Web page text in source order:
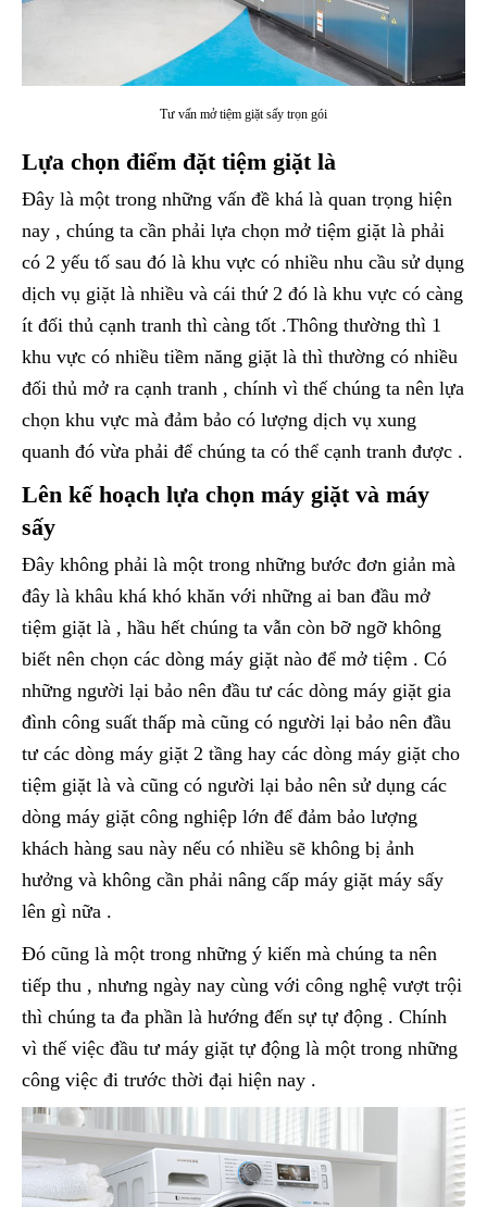
Tư vấn mở tiệm giặt sấy trọn gói
Lựa chọn điểm đặt tiệm giặt là
Đây là một trong những vấn đề khá là quan trọng hiện
nay , chúng ta cần phải lựa chọn mở tiệm giặt là phải
có 2 yếu tố sau đó là khu vực có nhiều nhu cầu sử dụng
dịch vụ giặt là nhiều và cái thứ 2 đó là khu vực có càng
ít đối thủ cạnh tranh thì càng tốt .Thông thường thì 1
khu vực có nhiều tiềm năng giặt là thì thường có nhiều
đối thủ mở ra cạnh tranh , chính vì thế chúng ta nên lựa
chọn khu vực mà đảm bảo có lượng dịch vụ xung
quanh đó vừa phải để chúng ta có thể cạnh tranh được .
Lên kế hoạch lựa chọn máy giặt và máy
sấy
Đây không phải là một trong những bước đơn giản mà
đây là khâu khá khó khăn với những ai ban đầu mở
tiệm giặt là , hầu hết chúng ta vẫn còn bỡ ngỡ không
biết nên chọn các dòng máy giặt nào để mở tiệm . Có
những người lại bảo nên đầu tư các dòng máy giặt gia
đình công suất thấp mà cũng có người lại bảo nên đầu
tư các dòng máy giặt 2 tầng hay các dòng máy giặt cho
tiệm giặt là và cũng có người lại bảo nên sử dụng các
dòng máy giặt công nghiệp lớn để đảm bảo lượng
khách hàng sau này nếu có nhiều sẽ không bị ảnh
hưởng và không cần phải nâng cấp máy giặt máy sấy
lên gì nữa .
Đó cũng là một trong những ý kiến mà chúng ta nên
tiếp thu , nhưng ngày nay cùng với công nghệ vượt trội
thì chúng ta đa phần là hướng đến sự tự động . Chính
vì thế việc đầu tư máy giặt tự động là một trong những
công việc đi trước thời đại hiện nay .